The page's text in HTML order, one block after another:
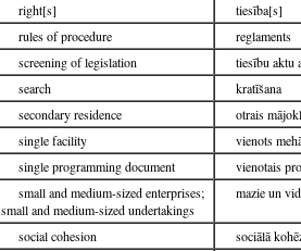
right[s]
tiesība[s]
rules of procedure
reglaments
screening of legislation
tiesību aktu
search
kratīšana
secondary residence
otrais
single facility
vienots
single programming document
vienotais
small and medium-sized enterprises;
small and medium-sized undertakings
mazie un
social cohesion
sociālā